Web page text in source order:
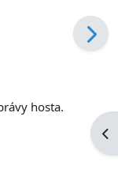
hosta.